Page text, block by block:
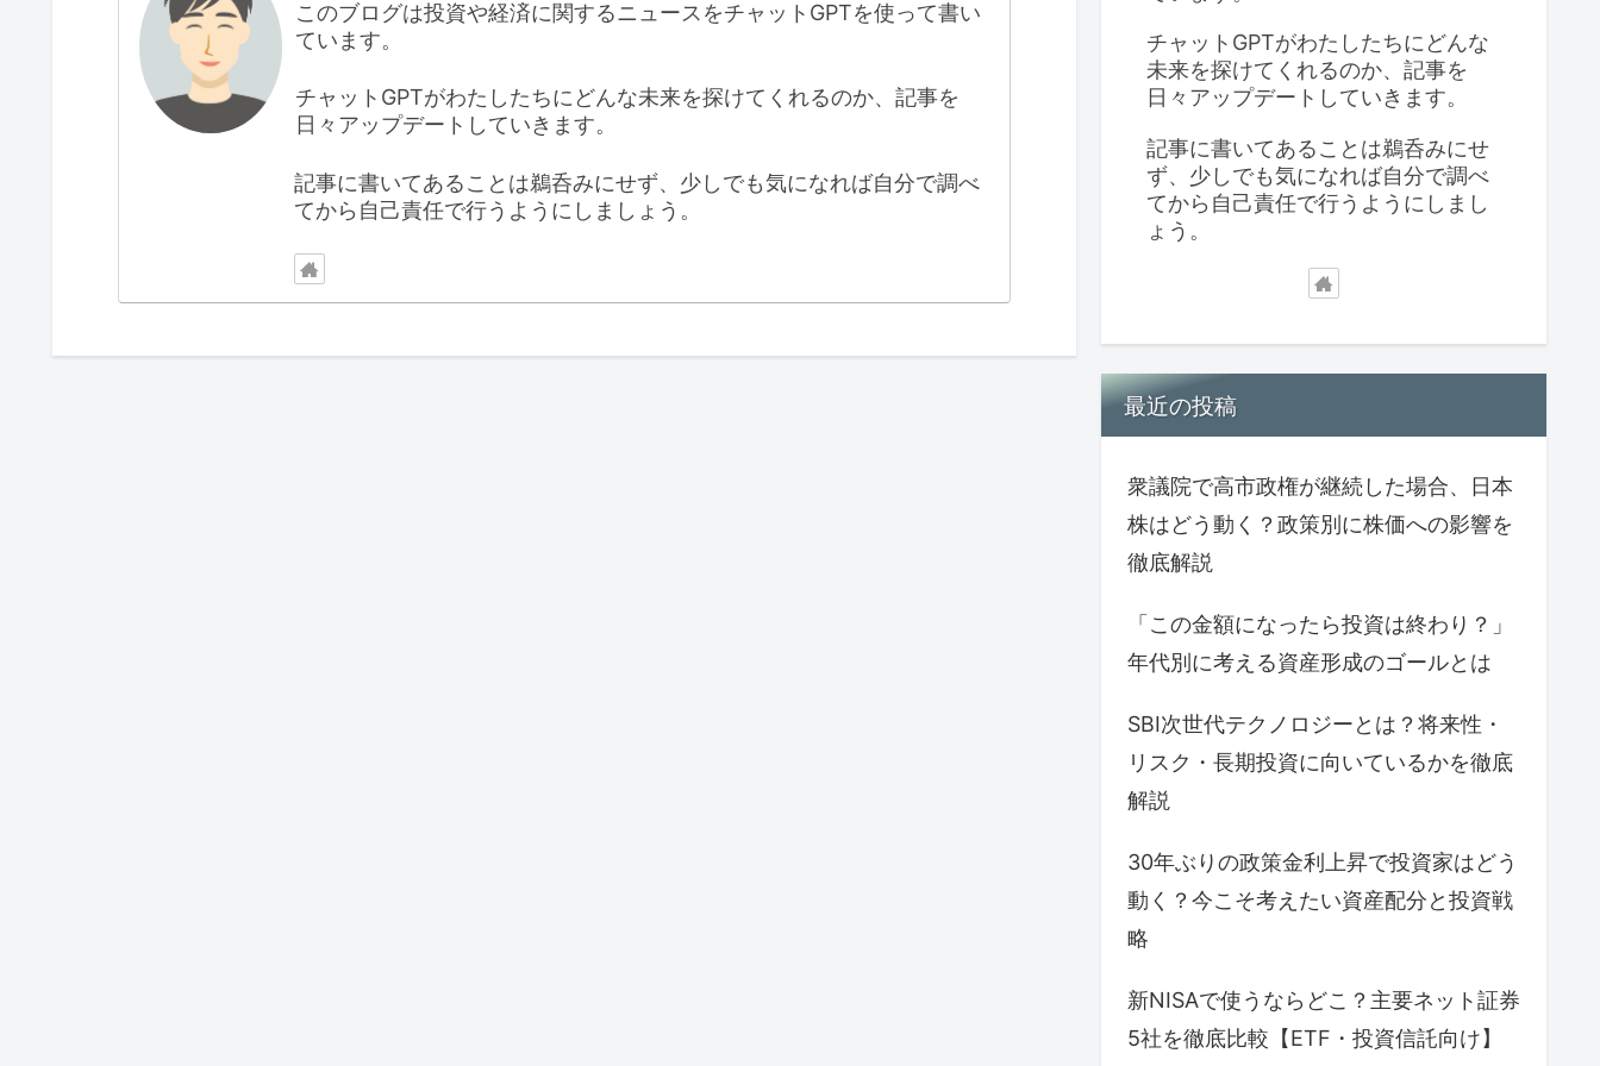
このブログは投資や経済に関するニュースをチャットGPTを使って書い
ています。
チャットGPTがわたしたちにどんな未来を探けてくれるのか、記事を
日々アップデートしていきます。
記事に書いてあることは鵜呑みにせず、少しでも気になれば自分で調べ
てから自己責任で行うようにしましょう。
チャットGPTがわたしたちにどんな
未来を探けてくれるのか、記事を
日々アップデートしていきます。
記事に書いてあることは鵜呑みにせ
ず、少しでも気になれば自分で調べ
てから自己責任で行うようにしまし
ょう。
最近の投稿
衆議院で高市政権が継続した場合、日本
株はどう動く？政策別に株価への影響を
徹底解説
「この金額になったら投資は終わり？」
年代別に考える資産形成のゴールとは
SBI次世代テクノロジーとは？将来性・
リスク・長期投資に向いているかを徹底
解説
30年ぶりの政策金利上昇で投資家はどう
動く？今こそ考えたい資産配分と投資戦
略
新NISAで使うならどこ？主要ネット証券
5社を徹底比較【ETF・投資信託向け】